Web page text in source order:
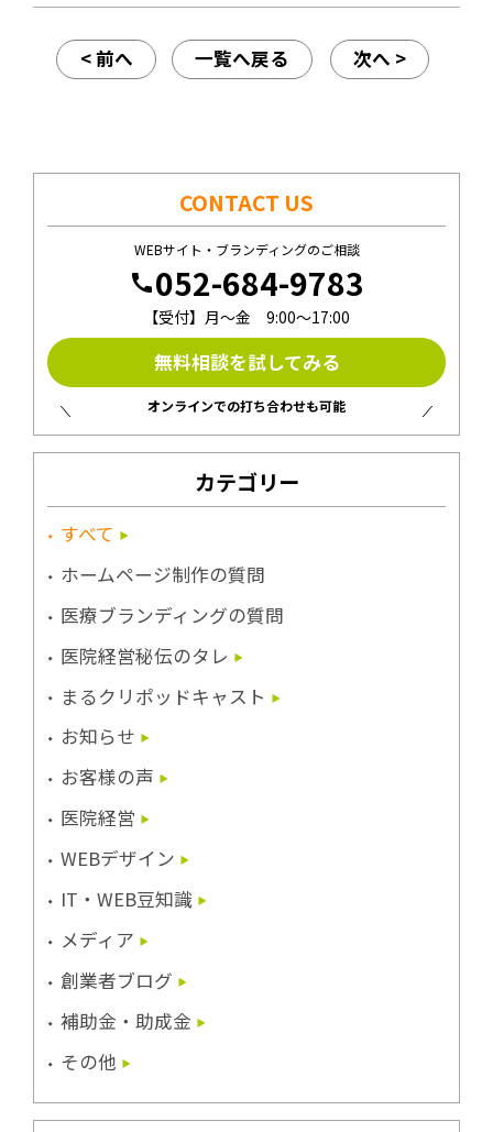
< 前へ 一覧へ戻る 次へ >
CONTACT US
WEBサイト・ブランディングのご相談
call052-684-9783
【受付】月〜金 9:00〜17:00
無料相談を試してみる
オンラインでの打ち合わせも可能
カテゴリー
すべて
ホームページ制作の質問
医療ブランディングの質問
医院経営秘伝のタレ
まるクリポッドキャスト
お知らせ
お客様の声
医院経営
WEBデザイン
IT・WEB豆知識
メディア
創業者ブログ
補助金・助成金
その他